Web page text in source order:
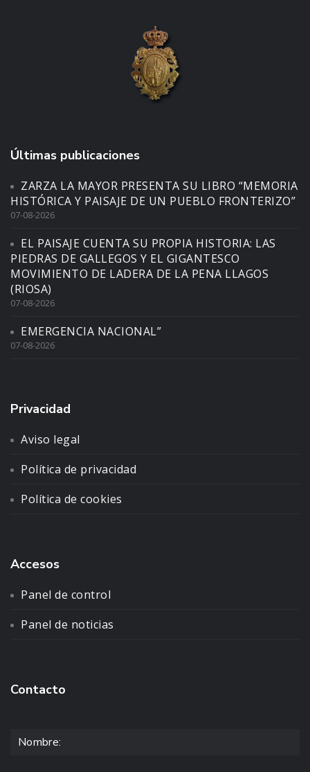
Últimas publicaciones
ZARZA LA MAYOR PRESENTA SU LIBRO “MEMORIA
HISTÓRICA Y PAISAJE DE UN PUEBLO FRONTERIZO”
07-08-2026
EL PAISAJE CUENTA SU PROPIA HISTORIA: LAS
PIEDRAS DE GALLEGOS Y EL GIGANTESCO
MOVIMIENTO DE LADERA DE LA PENA LLAGOS
(RIOSA)
07-08-2026
EMERGENCIA NACIONAL”
07-08-2026
Privacidad
Aviso legal
Política de privacidad
Política de cookies
Accesos
Panel de control
Panel de noticias
Contacto